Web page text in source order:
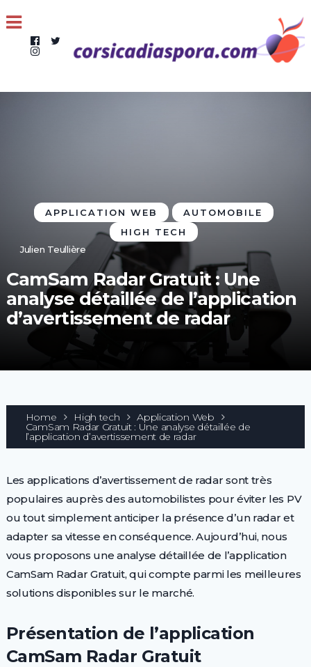
APPLICATION WEB
AUTOMOBILE
HIGH TECH
Julien Teullière
CamSam Radar Gratuit : Une
analyse détaillée de l’application
d’avertissement de radar
Home High tech Application Web
CamSam Radar Gratuit : Une analyse détaillée de
l’application d’avertissement de radar
Les applications d’avertissement de radar sont très
populaires auprès des automobilistes pour éviter les PV
ou tout simplement anticiper la présence d’un radar et
adapter sa vitesse en conséquence. Aujourd’hui, nous
vous proposons une analyse détaillée de l’application
CamSam Radar Gratuit, qui compte parmi les meilleures
solutions disponibles sur le marché.
Présentation de l’application
CamSam Radar Gratuit